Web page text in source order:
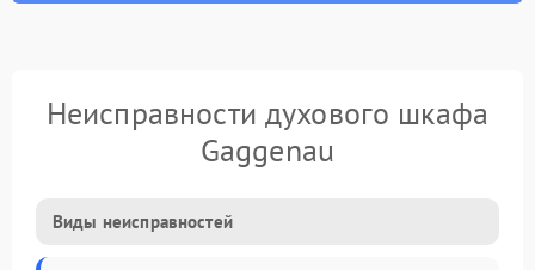
Неисправности духового шкафа
Gaggenau
Виды неисправностей